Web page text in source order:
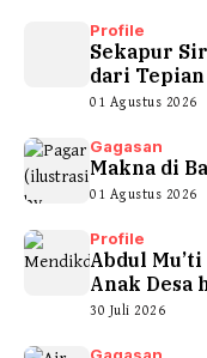
Profile
Sekapur
dari
01 Agustus 2026
Gagasan
Makna di
01 Agustus 2026
Profile
Abdul
Anak Desa
30 Juli 2026